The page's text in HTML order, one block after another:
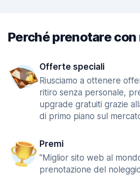
Perché prenotare con
Offerte speciali
Riusciamo a ottenere
ritiro senza personale,
upgrade gratuiti grazie
di primo piano sul
Premi
"Miglior sito web al
prenotazione del